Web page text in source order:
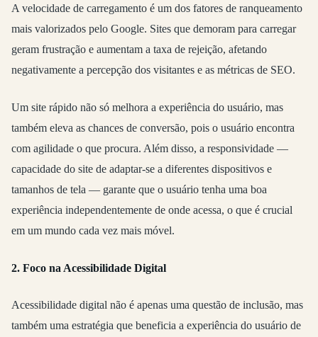
A velocidade de carregamento é um dos fatores de ranqueamento
mais valorizados pelo Google. Sites que demoram para carregar
geram frustração e aumentam a taxa de rejeição, afetando
negativamente a percepção dos visitantes e as métricas de SEO.
Um site rápido não só melhora a experiência do usuário, mas
também eleva as chances de conversão, pois o usuário encontra
com agilidade o que procura. Além disso, a responsividade —
capacidade do site de adaptar-se a diferentes dispositivos e
tamanhos de tela — garante que o usuário tenha uma boa
experiência independentemente de onde acessa, o que é crucial
em um mundo cada vez mais móvel.
2. Foco na Acessibilidade Digital
Acessibilidade digital não é apenas uma questão de inclusão, mas
também uma estratégia que beneficia a experiência do usuário de